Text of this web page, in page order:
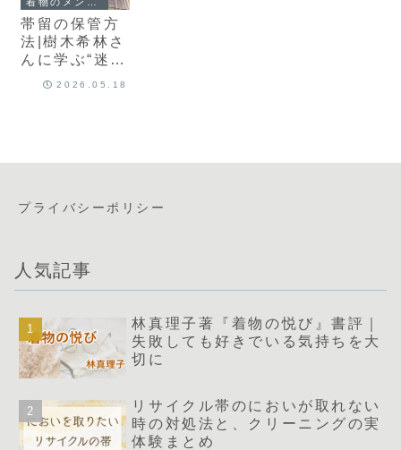
帯留の保管方
法|樹木希林さ
んに学ぶ“迷わ
ない収納”と、
2026.05.18
プライバシーポリシー
人気記事
林真理子著『着物の悦び』書評｜
失敗しても好きでいる気持ちを大
切に
リサイクル帯のにおいが取れない
時の対処法と、クリーニングの実
体験まとめ